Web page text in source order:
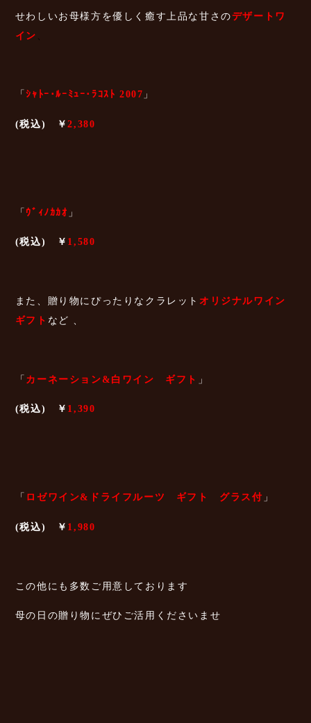
せわしいお母様方を優しく癒す上品な甘さのデザートワ
イン
「ｼｬﾄｰ･ﾙｰﾐｭｰ･ﾗｺｽﾄ 2007 」
(税込) ￥2,380
「 ｳﾞｨﾉｶｶｵ 」
(税込) ￥ 1,580
また、贈り物にぴったりなクラレットオリジナルワイン
ギフト など 、
「 カーネーション&白ワイン ギフト 」
(税込) ￥ 1,390
「 ロゼワイン&ドライフルーツ ギフト グラス付 」
(税込) ￥ 1,980
この他にも多数ご用意しております
母の日の贈り物にぜひご活用くださいませ